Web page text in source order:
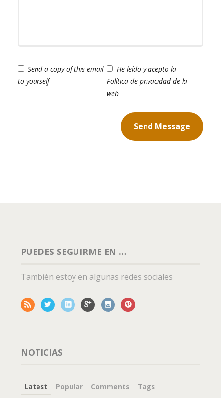
Send a copy of this email
to yourself
He leído y acepto la
Política de privacidad de la
web
PUEDES SEGUIRME EN …
También estoy en algunas redes sociales
NOTICIAS
Latest Popular Comments Tags